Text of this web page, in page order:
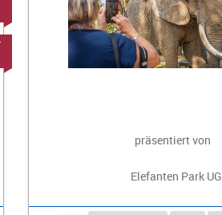
präsentiert von
Elefanten Park UG